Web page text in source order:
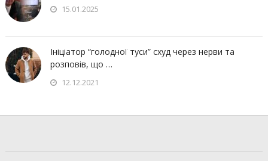
15.01.2025
Ініціатор “голодної туси” схуд через нерви та
розповів, що …
12.12.2021